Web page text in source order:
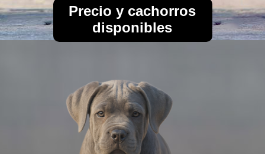
Precio y cachorros
disponibles